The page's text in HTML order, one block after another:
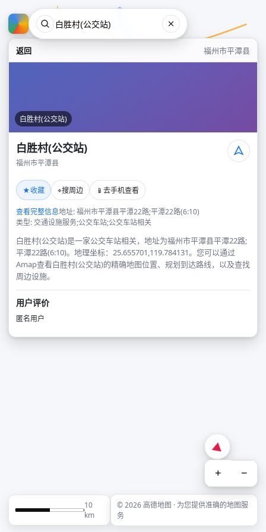
返回 福州市平潭县
白胜村(公交站)
白胜村(公交站)
福州市平潭县
★收藏 ⌖搜周边 📱 去手机查看
查看完整信息地址: 福州市平潭县平潭22路;平潭22路(6:10)
类型: 交通设施服务;公交车站;公交车站相关
白胜村(公交站)是一家公交车站相关，地址为福州市平潭县平潭22路;
平潭22路(6:10)。地理坐标：25.655701,119.784131。您可以通过
Amap查看白胜村(公交站)的精确地图位置、规划到达路线，以及查找
周边设施。
用户评价
匿名用户
+ −
10
km
© 2026 高德地图 · 为您提供准确的地图服
务